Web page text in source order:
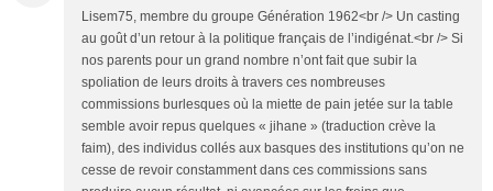
Lisem75, membre du groupe Génération 1962<br /> Un casting
au goût d’un retour à la politique français de l’indigénat.<br /> Si
nos parents pour un grand nombre n’ont fait que subir la
spoliation de leurs droits à travers ces nombreuses
commissions burlesques où la miette de pain jetée sur la table
semble avoir repus quelques « jihane » (traduction crève la
faim), des individus collés aux basques des institutions qu’on ne
cesse de revoir constamment dans ces commissions sans